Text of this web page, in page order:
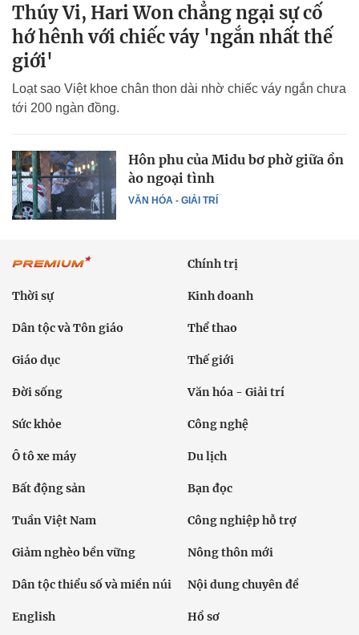
Thúy Vi, Hari Won chẳng ngại sự cố
hớ hênh với chiếc váy 'ngắn nhất thế
giới'
Loạt sao Việt khoe chân thon dài nhờ chiếc váy ngắn chưa
tới 200 ngàn đồng.
VĂN HÓA - GIẢI TRÍ
Hôn phu của Midu bơ phờ giữa ồn
ào ngoại tình
Chính trị
Thời sự Kinh doanh
Dân tộc và Tôn giáo Thể thao
Giáo dục Thế giới
Đời sống Văn hóa - Giải trí
Sức khỏe Công nghệ
Ô tô xe máy Du lịch
Bất động sản Bạn đọc
Tuần Việt Nam Công nghiệp hỗ trợ
Giảm nghèo bền vững Nông thôn mới
Dân tộc thiểu số và miền núi Nội dung chuyên đề
English Hồ sơ